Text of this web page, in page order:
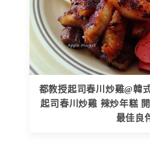
都教授起司春川炒雞@韓
起司春川炒雞 辣炒年糕
最佳良